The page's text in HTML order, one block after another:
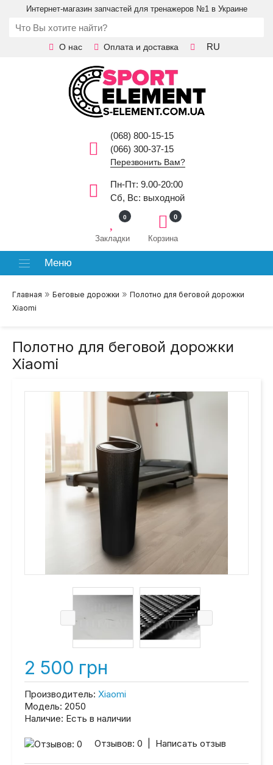
Интернет-магазин запчастей для тренажеров №1 в Украине
О нас Оплата и доставка RU
(068) 800-15-15
(066) 300-37-15
Перезвонить Вам?
Пн-Пт: 9.00-20:00
Сб, Вс: выходной
Закладки
0
Корзина
0
Меню
Главная » Беговые дорожки » Полотно для беговой дорожки
Xiaomi
Полотно для беговой дорожки
Xiaomi
2 500 грн
Производитель: Xiaomi
Модель: 2050
Наличие: Есть в наличии
Отзывов: 0 Написать отзыв